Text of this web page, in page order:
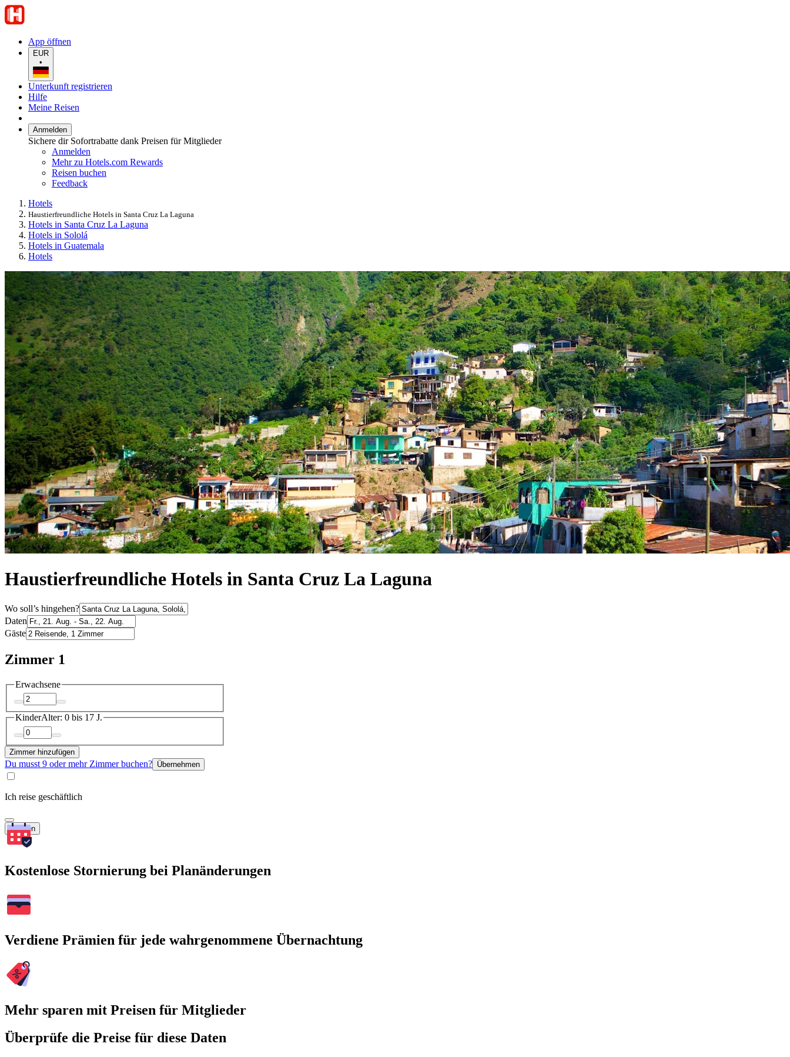
App öffnen
EUR
•
Unterkunft registrieren
Hilfe
Meine Reisen
Anmelden
Sichere dir Sofortrabatte dank Preisen für Mitglieder
Anmelden
Mehr zu Hotels.com Rewards
Reisen buchen
Feedback
Hotels
Haustierfreundliche Hotels in Santa Cruz La Laguna
Hotels in Santa Cruz La Laguna
Hotels in Sololá
Hotels in Guatemala
Hotels
Haustierfreundliche Hotels in Santa Cruz La Laguna
Wo soll’s hingehen?
Daten
Gäste
Zimmer 1
Erwachsene
KinderAlter: 0 bis 17 J.
Zimmer hinzufügen
Du musst 9 oder mehr Zimmer buchen? Übernehmen
Ich reise geschäftlich
Suchen
Kostenlose Stornierung bei Planänderungen
Verdiene Prämien für jede wahrgenommene Übernachtung
Mehr sparen mit Preisen für Mitglieder
Überprüfe die Preise für diese Daten